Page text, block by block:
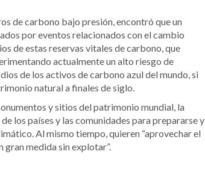
de carbono bajo presión, encontró que un
por eventos relacionados con el cambio
de estas reservas vitales de carbono, que
actualmente un alto riesgo de
de los activos de carbono azul del mundo, si
natural a finales de siglo.
y sitios del patrimonio mundial, la
los países y las comunidades para prepararse y
Al mismo tiempo, quieren “aprovechar el
gran medida sin explotar”.